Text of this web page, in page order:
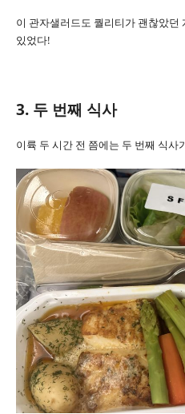
이 관자샐러드도 퀄리티가 괜찮았
있었다!
3. 두 번째 식사
이륙 두 시간 전 쯤에는 두 번째 식사